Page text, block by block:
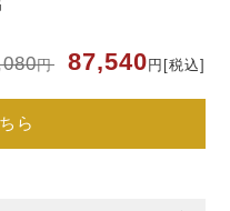
円
元
の
格
円
87,540 円
現
在
価
[税込]
ら